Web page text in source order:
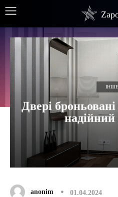
ІНШЕ
Двері
надійний
anonim 01.04.2024